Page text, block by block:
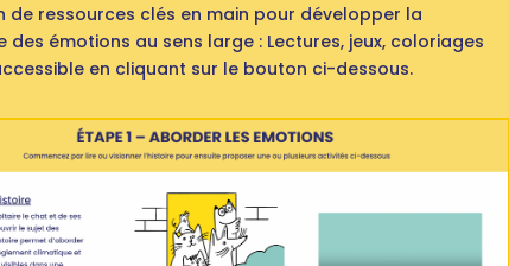
de ressources clés en main pour développer la
des émotions au sens large : Lectures, jeux, coloriages
en cliquant sur le bouton ci-dessous.